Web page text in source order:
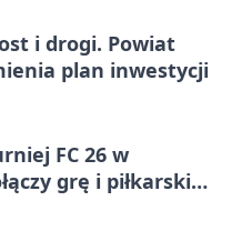
i drogi. Powiat
plan inwestycji
FC 26 w
grę i piłkarski